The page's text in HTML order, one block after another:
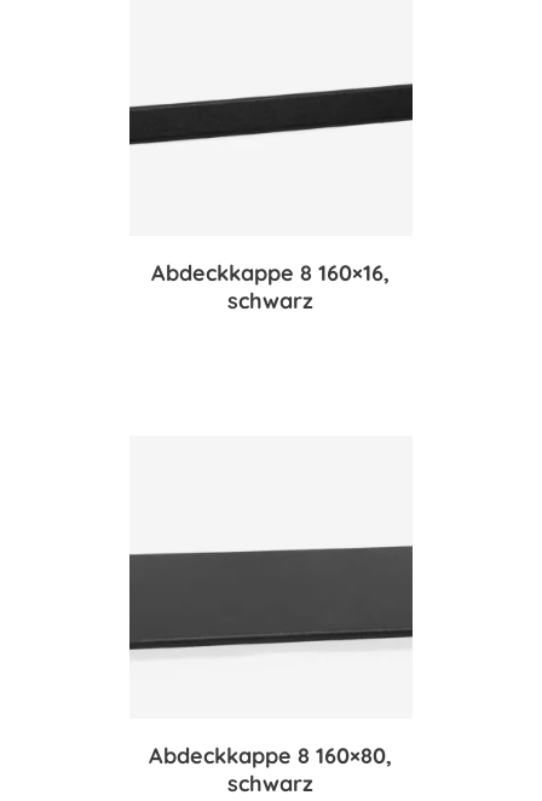
Abdeckkappe 8 160×16,
schwarz
Abdeckkappe 8 160×80,
schwarz